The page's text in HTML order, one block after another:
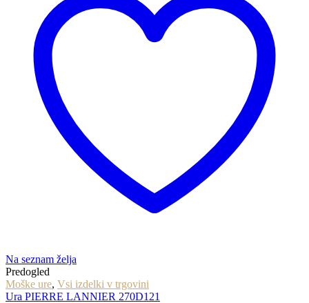
Na seznam želja
Predogled
Moške ure, Vsi izdelki v trgovini
Ura PIERRE LANNIER 270D121